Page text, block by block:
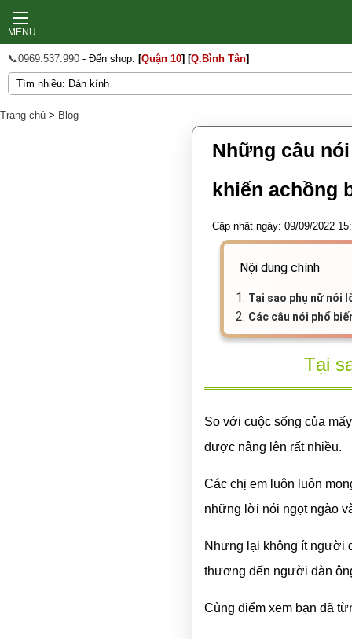
MENU
📞0969.537.990 - Đến shop: [Quận 10] [Q.Bình Tân]
Trang chủ > Blog
Những câu
khiến achồng
Cập nhật ngày: 09/09/2022
Nội dung chính
1. Tại sao phụ nữ nói
2. Các câu nói phổ
Tại
So với cuộc sống của
được nâng lên rất nhiều.
Các chị em luôn luôn
những lời nói ngọt ngào
Nhưng lại không ít người
thương đến người đàn
Cùng điểm xem bạn đã